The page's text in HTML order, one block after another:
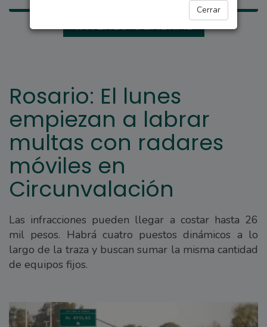
Cerrar
INTERÉS GENERAL
Rosario: El lunes
empiezan a labrar
multas con radares
móviles en
Circunvalación
Las infracciones pueden llegar a costar hasta 26
mil pesos. Habrá cuatro puestos dinámicos a lo
largo de la traza y buscan sumar la misma cantidad
de equipos fijos.